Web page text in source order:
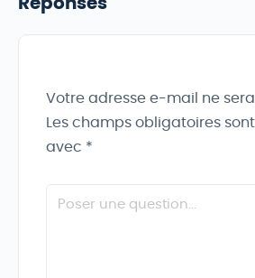
Réponses
Votre adresse e-mail ne
Les champs obligatoires
avec *